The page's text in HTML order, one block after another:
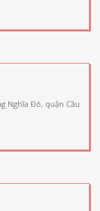
Nghĩa Đô, quận Cầu